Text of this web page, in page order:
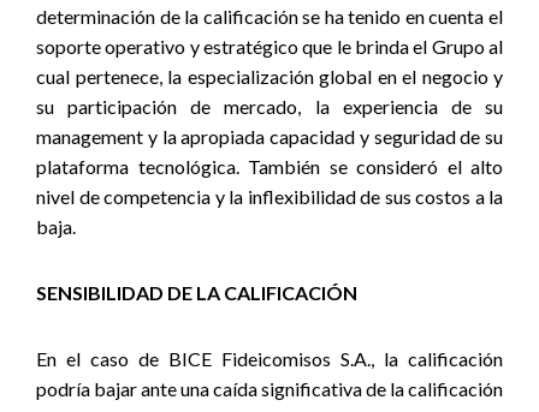
determinación de la calificación se ha tenido en cuenta el
soporte operativo y estratégico que le brinda el Grupo al
cual pertenece, la especialización global en el negocio y
su participación de mercado, la experiencia de su
management y la apropiada capacidad y seguridad de su
plataforma tecnológica. También se consideró el alto
nivel de competencia y la inflexibilidad de sus costos a la
baja.
SENSIBILIDAD DE LA CALIFICACIÓN
En el caso de BICE Fideicomisos S.A., la calificación
podría bajar ante una caída significativa de la calificación